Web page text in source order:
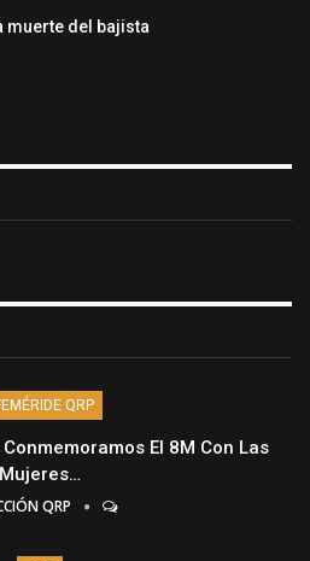
muerte del bajista
QRP
El 8M Con Las
Mujeres…
QRP